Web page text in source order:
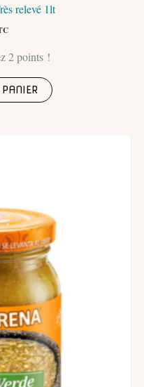
relevé 1lt
2 points !